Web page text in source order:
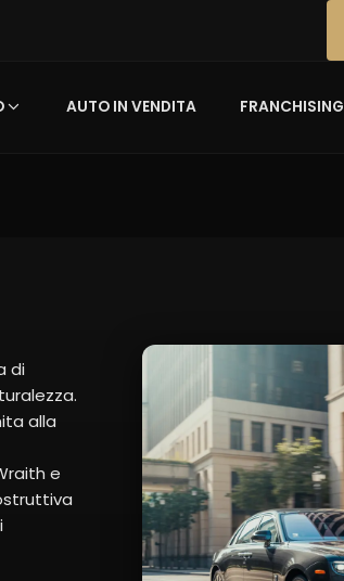
AUTO IN VENDITA FRANCHISING
di
alla
e